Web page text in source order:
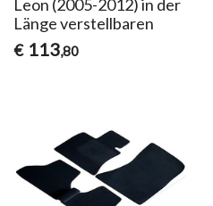
Leon (2005-2012) in der
Länge verstellbaren
€ 113,80